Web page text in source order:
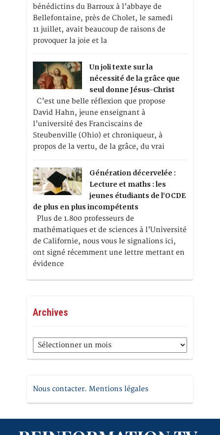
bénédictins du Barroux à l’abbaye de
Bellefontaine, près de Cholet, le samedi
11 juillet, avait beaucoup de raisons de
provoquer la joie et la
Un joli texte sur la
nécessité de la grâce que
seul donne Jésus-Christ
C’est une belle réflexion que propose
David Hahn, jeune enseignant à
l’université des Franciscains de
Steubenville (Ohio) et chroniqueur, à
propos de la vertu, de la grâce, du vrai
Génération décervelée :
Lecture et maths : les
jeunes étudiants de l’OCDE
de plus en plus incompétents
Plus de 1.800 professeurs de
mathématiques et de sciences à l’Université
de Californie, nous vous le signalions ici,
ont signé récemment une lettre mettant en
évidence
Archives
Archives
Nous contacter. Mentions légales